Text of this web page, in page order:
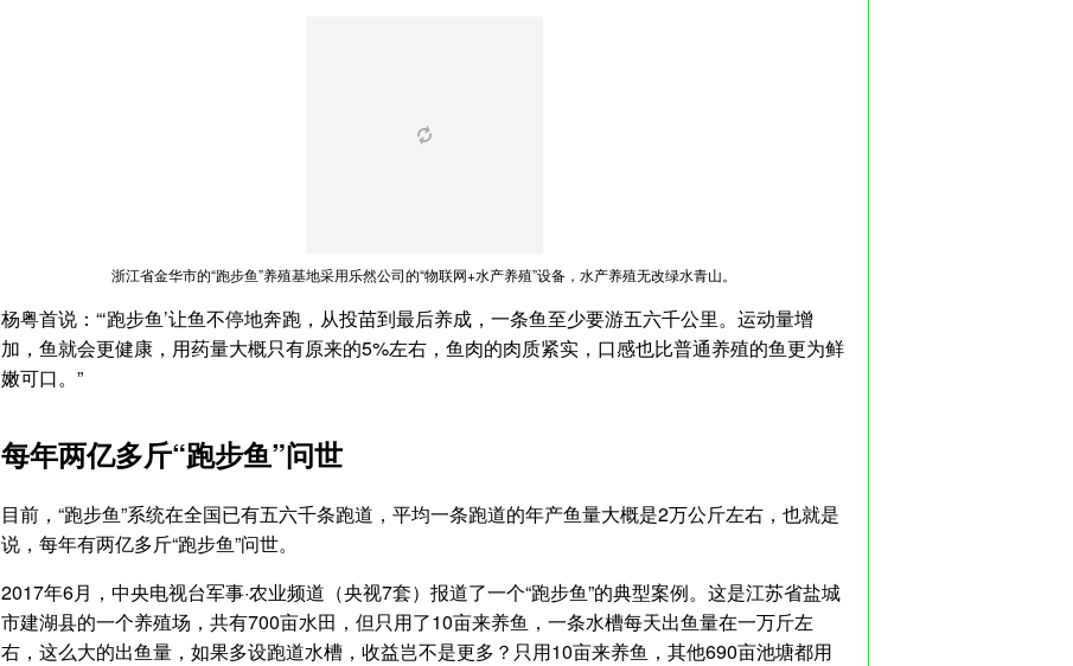
浙江省金华市的“跑步鱼”养殖基地采用乐然公司的“物联网+水产养殖”设备，水产养殖无改绿水青山。
杨粤首说：“‘跑步鱼’让鱼不停地奔跑，从投苗到最后养成，一条鱼至少要游五六千公里。运动量增
加，鱼就会更健康，用药量大概只有原来的5%左右，鱼肉的肉质紧实，口感也比普通养殖的鱼更为鲜
嫩可口。”
每年两亿多斤“跑步鱼”问世
目前，“跑步鱼”系统在全国已有五六千条跑道，平均一条跑道的年产鱼量大概是2万公斤左右，也就是
说，每年有两亿多斤“跑步鱼”问世。
2017年6月，中央电视台军事·农业频道（央视7套）报道了一个“跑步鱼”的典型案例。这是江苏省盐城
市建湖县的一个养殖场，共有700亩水田，但只用了10亩来养鱼，一条水槽每天出鱼量在一万斤左
右，这么大的出鱼量，如果多设跑道水槽，收益岂不是更多？只用10亩来养鱼，其他690亩池塘都用